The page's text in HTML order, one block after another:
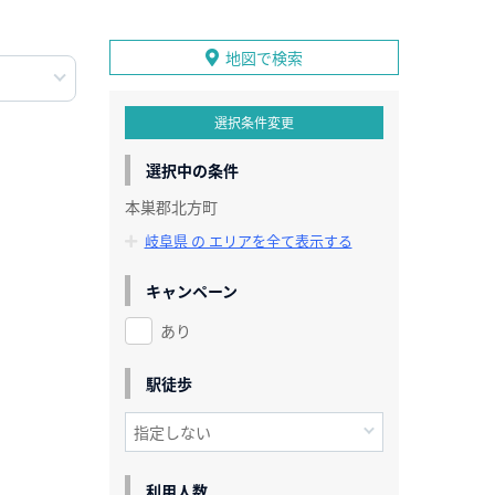
地図で検索
選択条件変更
選択中の条件
本巣郡北方町
岐阜県 の エリアを全て表示する
キャンペーン
あり
駅徒歩
利用人数